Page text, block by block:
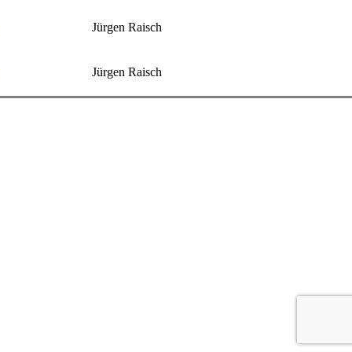
Jürgen Raisch
Jürgen Raisch